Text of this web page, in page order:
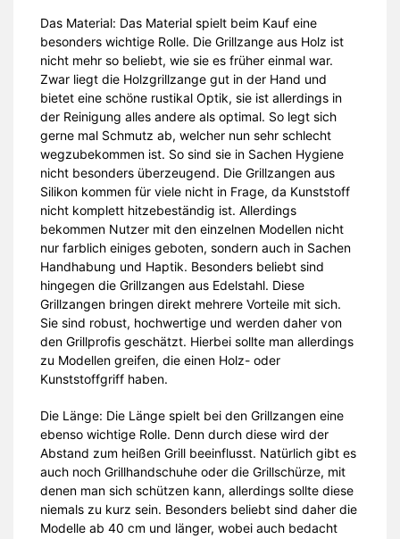
Das Material: Das Material spielt beim Kauf eine
besonders wichtige Rolle. Die Grillzange aus Holz ist
nicht mehr so beliebt, wie sie es früher einmal war.
Zwar liegt die Holzgrillzange gut in der Hand und
bietet eine schöne rustikal Optik, sie ist allerdings in
der Reinigung alles andere als optimal. So legt sich
gerne mal Schmutz ab, welcher nun sehr schlecht
wegzubekommen ist. So sind sie in Sachen Hygiene
nicht besonders überzeugend. Die Grillzangen aus
Silikon kommen für viele nicht in Frage, da Kunststoff
nicht komplett hitzebeständig ist. Allerdings
bekommen Nutzer mit den einzelnen Modellen nicht
nur farblich einiges geboten, sondern auch in Sachen
Handhabung und Haptik. Besonders beliebt sind
hingegen die Grillzangen aus Edelstahl. Diese
Grillzangen bringen direkt mehrere Vorteile mit sich.
Sie sind robust, hochwertige und werden daher von
den Grillprofis geschätzt. Hierbei sollte man allerdings
zu Modellen greifen, die einen Holz- oder
Kunststoffgriff haben.
Die Länge: Die Länge spielt bei den Grillzangen eine
ebenso wichtige Rolle. Denn durch diese wird der
Abstand zum heißen Grill beeinflusst. Natürlich gibt es
auch noch Grillhandschuhe oder die Grillschürze, mit
denen man sich schützen kann, allerdings sollte diese
niemals zu kurz sein. Besonders beliebt sind daher die
Modelle ab 40 cm und länger, wobei auch bedacht